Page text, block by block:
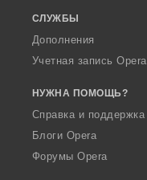
СЛУЖБЫ
Дополнения
Учетная запись Opera
НУЖНА ПОМОЩЬ?
Справка и поддержка
Блоги Opera
Форумы Opera